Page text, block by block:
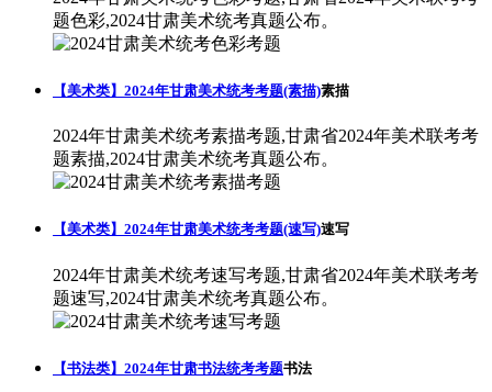
题色彩,2024甘肃美术统考真题公布。
【美术类】2024年甘肃美术统考考题(素描)素描
2024年甘肃美术统考素描考题,甘肃省2024年美术联考考
题素描,2024甘肃美术统考真题公布。
【美术类】2024年甘肃美术统考考题(速写)速写
2024年甘肃美术统考速写考题,甘肃省2024年美术联考考
题速写,2024甘肃美术统考真题公布。
【书法类】2024年甘肃书法统考考题书法